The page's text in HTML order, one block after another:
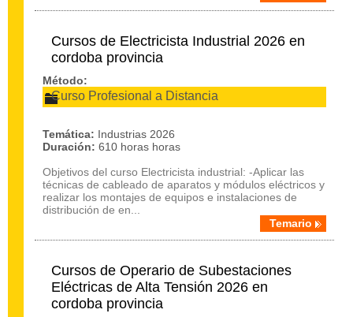
Cursos de Electricista Industrial 2026 en
cordoba provincia
Método:
Curso Profesional a Distancia
Temática: Industrias 2026
Duración: 610 horas horas
Objetivos del curso Electricista industrial: -Aplicar las
técnicas de cableado de aparatos y módulos eléctricos y
realizar los montajes de equipos e instalaciones de
distribución de en...
Temario
Cursos de Operario de Subestaciones
Eléctricas de Alta Tensión 2026 en
cordoba provincia